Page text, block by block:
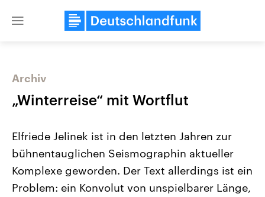
Close
Archiv
„Winterreise“ mit Wortflut
Elfriede Jelinek ist in den letzten Jahren zur
bühnentauglichen Seismographin aktueller
Komplexe geworden. Der Text allerdings ist ein
Problem: ein Konvolut von unspielbarer Länge,